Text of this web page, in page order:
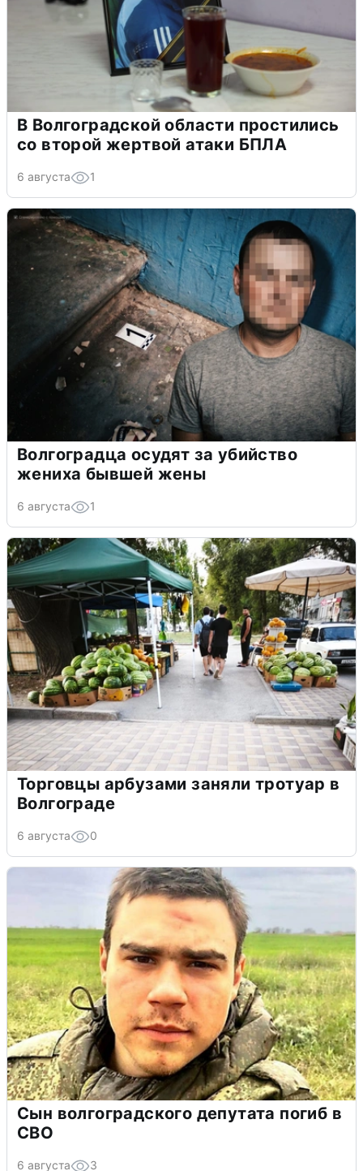
В Волгоградской области простились
со второй жертвой атаки БПЛА
6 августа 1
Волгоградца осудят за убийство
жениха бывшей жены
6 августа 1
Торговцы арбузами заняли тротуар в
Волгограде
6 августа 0
Сын волгоградского депутата погиб в
СВО
6 августа 3